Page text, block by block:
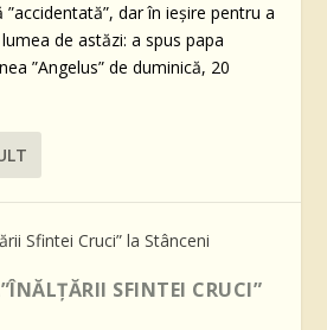
dar în ieșire pentru a
de astăzi: a spus papa
”Angelus” de duminică, 20
SFINTEI CRUCI”